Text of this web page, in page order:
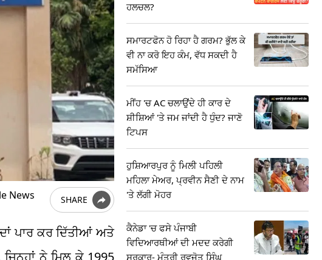
SHARE
ਪਾਰ ਕਰ ਦਿੱਤੀਆਂ ਅਤੇ
ਹਲਚਲ?
ਸਮਾਰਟਫੋਨ ਹੋ ਰਿਹਾ ਹੈ ਗਰਮ? ਭੁੱਲ ਕੇ
ਵੀ ਨਾ ਕਰੋ ਇਹ ਕੰਮ, ਵੱਧ ਸਕਦੀ ਹੈ
ਸਮੱਸਿਆ
ਮੀਂਹ 'ਚ AC ਚਲਾਉਂਦੇ ਹੀ ਕਾਰ ਦੇ
ਸ਼ੀਸ਼ਿਆਂ 'ਤੇ ਜਮ ਜਾਂਦੀ ਹੈ ਧੁੰਦ? ਜਾਣੋ
ਟਿਪਸ
ਹੁਸ਼ਿਆਰਪੁਰ ਨੂੰ ਮਿਲੀ ਪਹਿਲੀ
ਮਹਿਲਾ ਮੇਅਰ, ਪ੍ਰਵੀਨ ਸੈਣੀ ਦੇ ਨਾਮ
'ਤੇ ਲੱਗੀ ਮੋਹਰ
ਕੈਨੇਡਾ 'ਚ ਫਸੇ ਪੰਜਾਬੀ
ਵਿਦਿਆਰਥੀਆਂ ਦੀ ਮਦਦ ਕਰੇਗੀ
ਸਰਕਾਰ- ਮੰਤਰੀ ਰਵਜੋਤ ਸਿੰਘ